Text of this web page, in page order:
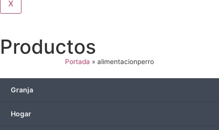
X
Productos
Portada » alimentacionperro
Granja
Hogar